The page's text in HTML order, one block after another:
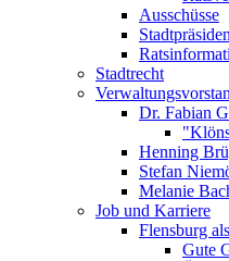
Ausschüsse
Stadtrecht
Dr. Fabian
Henning
Stefan
Melanie
Job und Karriere
Flensburg
Gute